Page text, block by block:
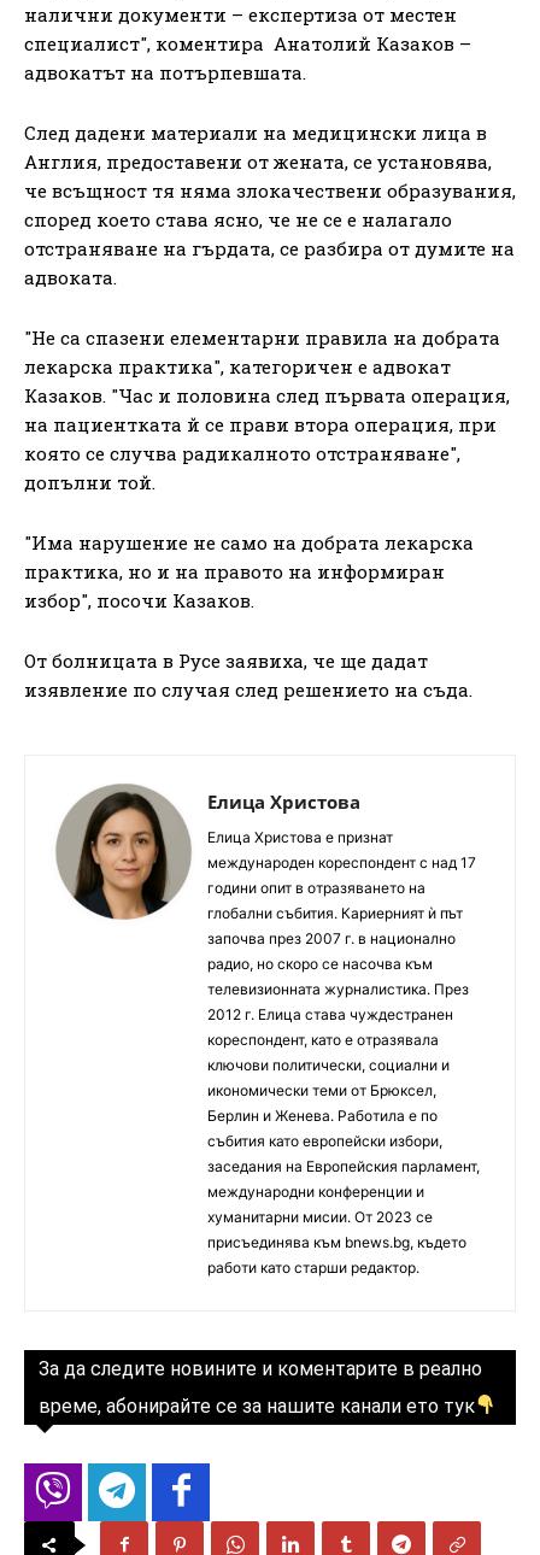
налични документи – експертиза от местен
специалист", коментира Анатолий Казаков –
адвокатът на потърпевшата.
След дадени материали на медицински лица в
Англия, предоставени от жената, се установява,
че всъщност тя няма злокачествени образувания,
според което става ясно, че не се е налагало
отстраняване на гърдата, се разбира от думите на
адвоката.
"Не са спазени елементарни правила на добрата
лекарска практика", категоричен е адвокат
Казаков. "Час и половина след първата операция,
на пациентката й се прави втора операция, при
която се случва радикалното отстраняване",
допълни той.
"Има нарушение не само на добрата лекарска
практика, но и на правото на информиран
избор", посочи Казаков.
От болницата в Русе заявиха, че ще дадат
изявление по случая след решението на съда.
Елица Христова
Елица Христова е признат
международен кореспондент с над 17
години опит в отразяването на
глобални събития. Кариерният ѝ път
започва през 2007 г. в национално
радио, но скоро се насочва към
телевизионната журналистика. През
2012 г. Елица става чуждестранен
кореспондент, като е отразявала
ключови политически, социални и
икономически теми от Брюксел,
Берлин и Женева. Работила е по
събития като европейски избори,
заседания на Европейския парламент,
международни конференции и
хуманитарни мисии. От 2023 се
присъединява към bnews.bg, където
работи като старши редактор.
За да следите новините и коментарите в реално
време, абонирайте се за нашите канали ето тук